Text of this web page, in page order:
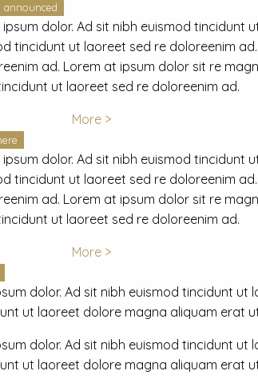
announced
dolor. Ad sit nibh euismod
tincidunt ut laoreet sed re doloreenim
ad. Lorem at ipsum dolor sit re
ut laoreet sed re doloreenim ad.
More >
dolor. Ad sit nibh euismod
tincidunt ut laoreet sed re doloreenim
ad. Lorem at ipsum dolor sit re
ut laoreet sed re doloreenim ad.
More >
dolor. Ad sit nibh euismod tincidunt
ut laoreet dolore magna aliquam erat
dolor. Ad sit nibh euismod tincidunt
ut laoreet dolore magna aliquam erat